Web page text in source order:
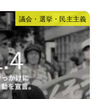
議会・選挙・民主主義